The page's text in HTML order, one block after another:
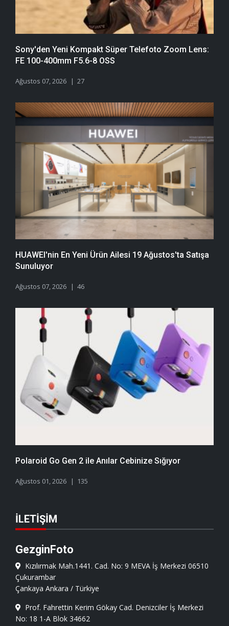
Sony'den Yeni Kompakt Süper Telefoto Zoom Lens:
FE 100-400mm F5.6-8 OSS
Ağustos 07, 2026 27
HUAWEI'nin En Yeni Ürün Ailesi 19 Ağustos'ta Satışa
Sunuluyor
Ağustos 07, 2026 46
Polaroid Go Gen 2 ile Anılar Cebinize Sığıyor
Ağustos 01, 2026 135
İLETIŞIM
GezginFoto
Kızılırmak Mah.1441. Cad. No: 9 MEVA İş Merkezi 06510
Çukurambar
Çankaya Ankara / Türkiye
Prof. Fahrettin Kerim Gökay Cad. Denizciler İş Merkezi
No: 18 1-A Blok 34662